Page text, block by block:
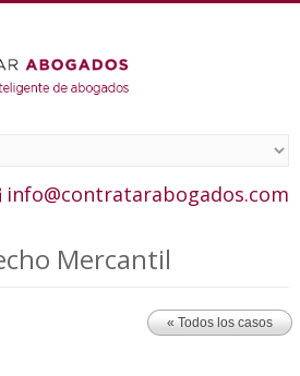
info@contratarabogados.com
Mercantil
« Todos los casos